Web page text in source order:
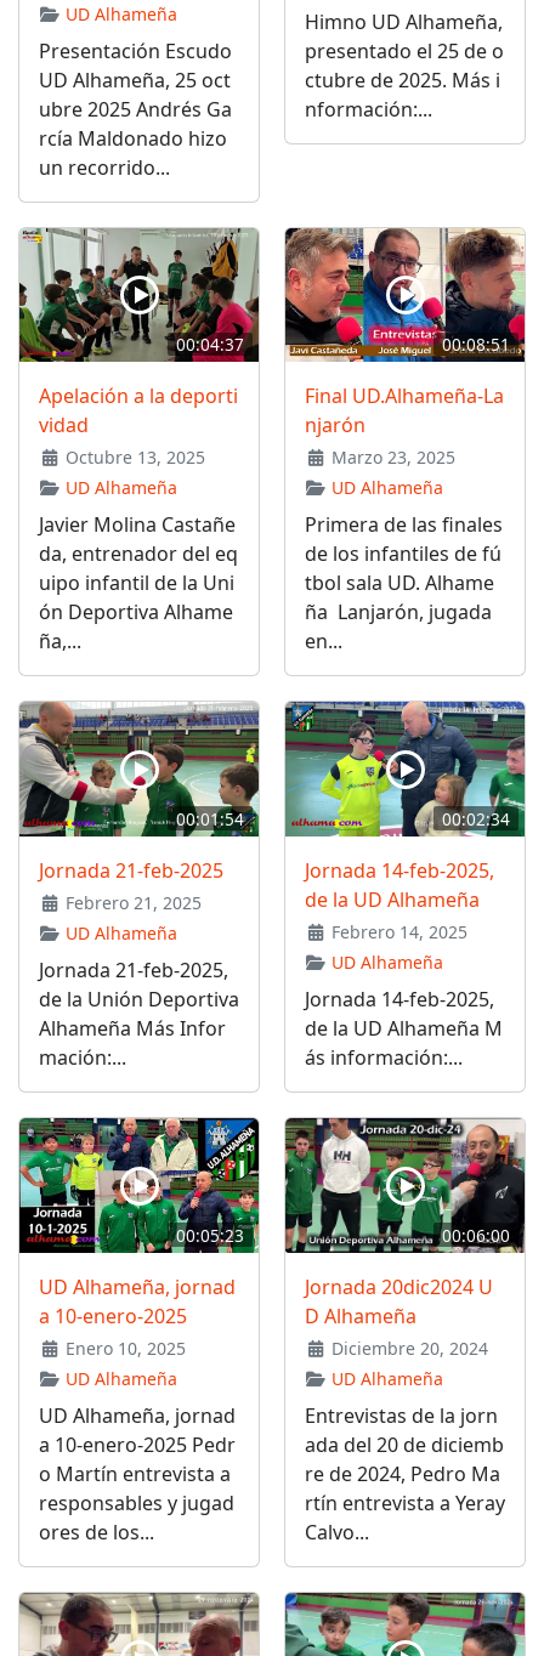
UD Alhameña
Presentación Escudo
UD Alhameña, 25 oct
ubre 2025 Andrés Ga
rcía Maldonado hizo
un recorrido...
Himno UD Alhameña,
presentado el 25 de o
ctubre de 2025. Más i
nformación:...
00:04:37
Apelación a la deporti
vidad
Octubre 13, 2025
UD Alhameña
Javier Molina Castañe
da, entrenador del eq
uipo infantil de la Uni
ón Deportiva Alhame
ña,...
00:08:51
Final UD.Alhameña-La
njarón
Marzo 23, 2025
UD Alhameña
Primera de las finales
de los infantiles de fú
tbol sala UD. Alhame
ña Lanjarón, jugada
en...
00:01:54
Jornada 21-feb-2025
Febrero 21, 2025
UD Alhameña
Jornada 21-feb-2025,
de la Unión Deportiva
Alhameña Más Infor
mación:...
00:02:34
Jornada 14-feb-2025,
de la UD Alhameña
Febrero 14, 2025
UD Alhameña
Jornada 14-feb-2025,
de la UD Alhameña M
ás información:...
00:05:23
UD Alhameña, jornad
a 10-enero-2025
Enero 10, 2025
UD Alhameña
UD Alhameña, jornad
a 10-enero-2025 Pedr
o Martín entrevista a
responsables y jugad
ores de los...
00:06:00
Jornada 20dic2024 U
D Alhameña
Diciembre 20, 2024
UD Alhameña
Entrevistas de la jorn
ada del 20 de diciemb
re de 2024, Pedro Ma
rtín entrevista a Yeray
Calvo...